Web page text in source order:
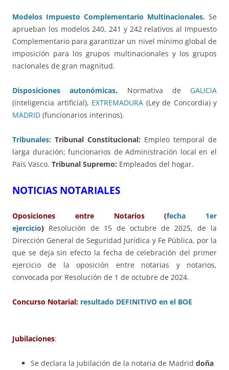
Modelos Impuesto Complementario Multinacionales. Se
aprueban los modelos 240, 241 y 242 relativos al Impuesto
Complementario para garantizar un nivel mínimo global de
imposición para los grupos multinacionales y los grupos
nacionales de gran magnitud.
Disposiciones autonómicas. Normativa de GALICIA
(inteligencia artificial), EXTREMADURA (Ley de Concordia) y
MADRID (funcionarios interinos).
Tribunales: Tribunal Constitucional: Empleo temporal de
larga duración; funcionarios de Administración local en el
País Vasco. Tribunal Supremo: Empleados del hogar.
NOTICIAS NOTARIALES
Oposiciones entre Notarios (fecha 1er
ejercicio) Resolución de 15 de octubre de 2025, de la
Dirección General de Seguridad Jurídica y Fe Pública, por la
que se deja sin efecto la fecha de celebración del primer
ejercicio de la oposición entre notarias y notarios,
convocada por Resolución de 1 de octubre de 2024.
Concurso Notarial: resultado DEFINITIVO en el BOE
Jubilaciones:
Se declara la jubilación de la notaria de Madrid doña